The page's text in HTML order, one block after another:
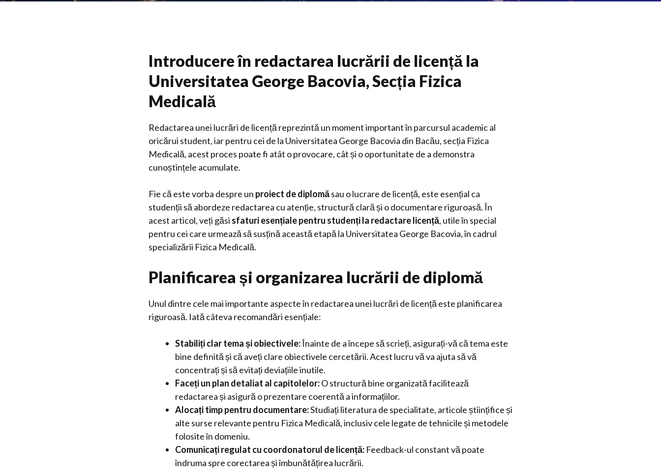
Introducere în redactarea lucrării de licență la
Universitatea George Bacovia, Secția Fizica
Medicală
Redactarea unei lucrări de licență reprezintă un moment important în parcursul academic al
oricărui student, iar pentru cei de la Universitatea George Bacovia din Bacău, secția Fizica
Medicală, acest proces poate fi atât o provocare, cât și o oportunitate de a demonstra
cunoștințele acumulate.
Fie că este vorba despre un proiect de diplomăsau o lucrare de licență, este esențial ca
studenții să abordeze redactarea cu atenție, structură clară și o documentare riguroasă. În
acest articol, veți găsi sfaturi esențiale pentru studenți la redactare licență, utile în special
pentru cei care urmează să susțină această etapă la Universitatea George Bacovia, în cadrul
specializării Fizica Medicală.
Planificarea și organizarea lucrării de diplomă
Unul dintre cele mai importante aspecte în redactarea unei lucrări de licență este planificarea
riguroasă. Iată câteva recomandări esențiale:
Stabiliți clar tema și obiectivele:Înainte de a începe să scrieți, asigurați-vă că tema este
bine definită și că aveți clare obiectivele cercetării. Acest lucru vă va ajuta să vă
concentrați și să evitați deviațiile inutile.
Faceți un plan detaliat al capitolelor:O structură bine organizată facilitează
redactarea și asigură o prezentare coerentă a informațiilor.
Alocați timp pentru documentare:Studiați literatura de specialitate, articole științifice și
alte surse relevante pentru Fizica Medicală, inclusiv cele legate de tehnicile și metodele
folosite în domeniu.
Comunicați regulat cu coordonatorul de licență: Feedback-ul constant vă poate
îndruma spre corectarea și îmbunătățirea lucrării.